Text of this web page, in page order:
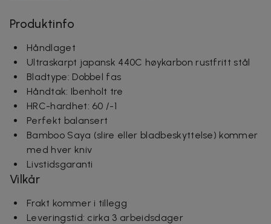
Produktinfo
Håndlaget
Ultraskarpt japansk 440C høykarbon rustfritt stål
Bladtype: Dobbel fas
Håndtak: Ibenholt tre
HRC-hardhet: 60 /-1
Perfekt balansert
Bamboo Saya (slire eller bladbeskyttelse) kommer
med hver kniv
Livstidsgaranti
Vilkår
Frakt kommer i tillegg
Leveringstid: cirka 3 arbeidsdager